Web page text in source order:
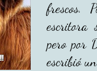
frescos.
escritora
pero por
escribió